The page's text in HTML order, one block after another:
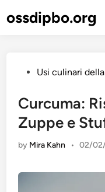
toossdipbo.org
PostedUsi culinari
Curcuma:
Zuppe e
by Mira Kahn • 02/